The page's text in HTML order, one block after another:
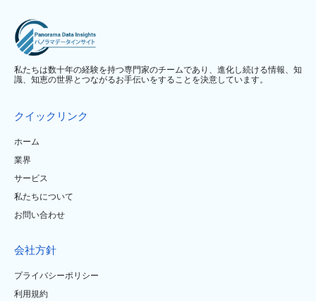
私たちは数十年の経験を持つ専門家のチームであり、進化し続ける情報、知
識、知恵の世界とつながるお手伝いをすることを決意しています。
クイックリンク
ホーム
業界
サービス
私たちについて
お問い合わせ
会社方針
プライバシーポリシー
利用規約